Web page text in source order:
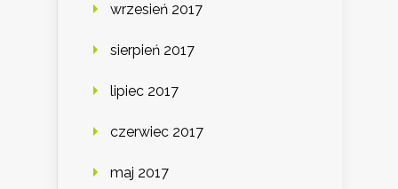
wrzesień 2017
sierpień 2017
lipiec 2017
czerwiec 2017
maj 2017